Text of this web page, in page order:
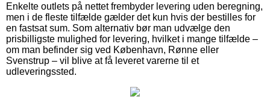
Enkelte outlets på nettet frembyder levering uden beregning,
men i de fleste tilfælde gælder det kun hvis der bestilles for
en fastsat sum. Som alternativ bør man udvælge den
prisbilligste mulighed for levering, hvilket i mange tilfælde –
om man befinder sig ved København, Rønne eller
Svenstrup – vil blive at få leveret varerne til et
udleveringssted.